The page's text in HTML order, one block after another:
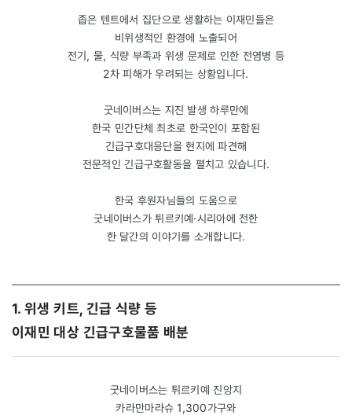
좁은 텐트에서 집단으로 생활하는 이재민들은
비위생적인 환경에 노출되어
전기, 물, 식량 부족과 위생 문제로 인한 전염병 등
2차 피해가 우려되는 상황입니다.
굿네이버스는 지진 발생 하루만에
한국 민간단체 최초로 한국인이 포함된
긴급구호대응단을 현지에 파견해
전문적인 긴급구호활동을 펼치고 있습니다.
한국 후원자님들의 도움으로
굿네이버스가 튀르키예·시리아에 전한
한 달간의 이야기를 소개합니다.
1. 위생 키트, 긴급 식량 등
이재민 대상 긴급구호물품 배분
굿네이버스는 튀르키예 진앙지
카라만마라슈 1,300가구와